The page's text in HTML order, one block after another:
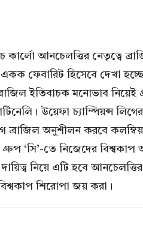
কার্লো আনচেলত্তির নেতৃত্বে
ফেবারিট হিসেবে দেখা
ইতিবাচক মনোভাব নিয়েই
উয়েফা চ্যাম্পিয়ন্স
অনুশীলন করবে কলম্বিয়া
‘সি’-তে নিজেদের
নিয়ে এটি হবে
শিরোপা জয় করা।